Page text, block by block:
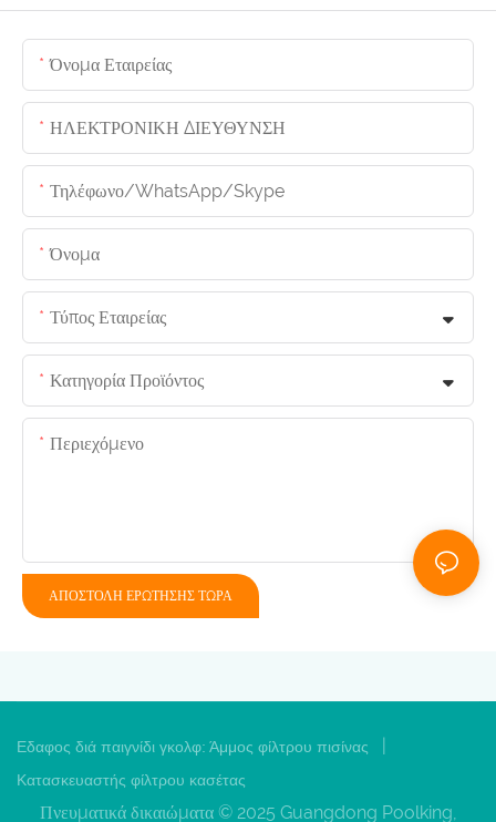
Όνομα Εταιρείας
ΗΛΕΚΤΡΟΝΙΚΗ ΔΙΕΥΘΥΝΣΗ
Τηλέφωνο/whatsApp/skype
Όνομα
Τύπος Εταιρείας
Κατηγορία Προϊόντος
Περιεχόμενο
ΑΠΟΣΤΟΛΉ ΕΡΏΤΗΣΗΣ ΤΏΡΑ
Εδαφος διά παιγνίδι γκολφ: Άμμος φίλτρου πισίνας
Κατασκευαστής φίλτρου κασέτας
Πνευματικά δικαιώματα © 2025 Guangdong Poolking,